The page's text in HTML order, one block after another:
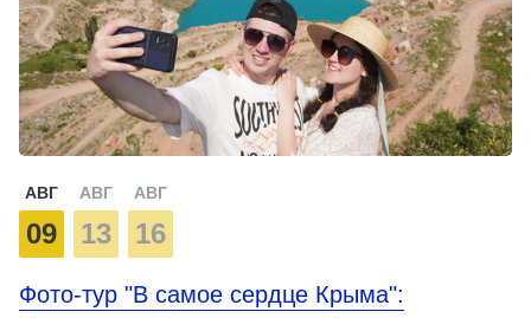
АВГ
09
АВГ
13
АВГ
16
Фото-тур "В самое сердце Крыма":